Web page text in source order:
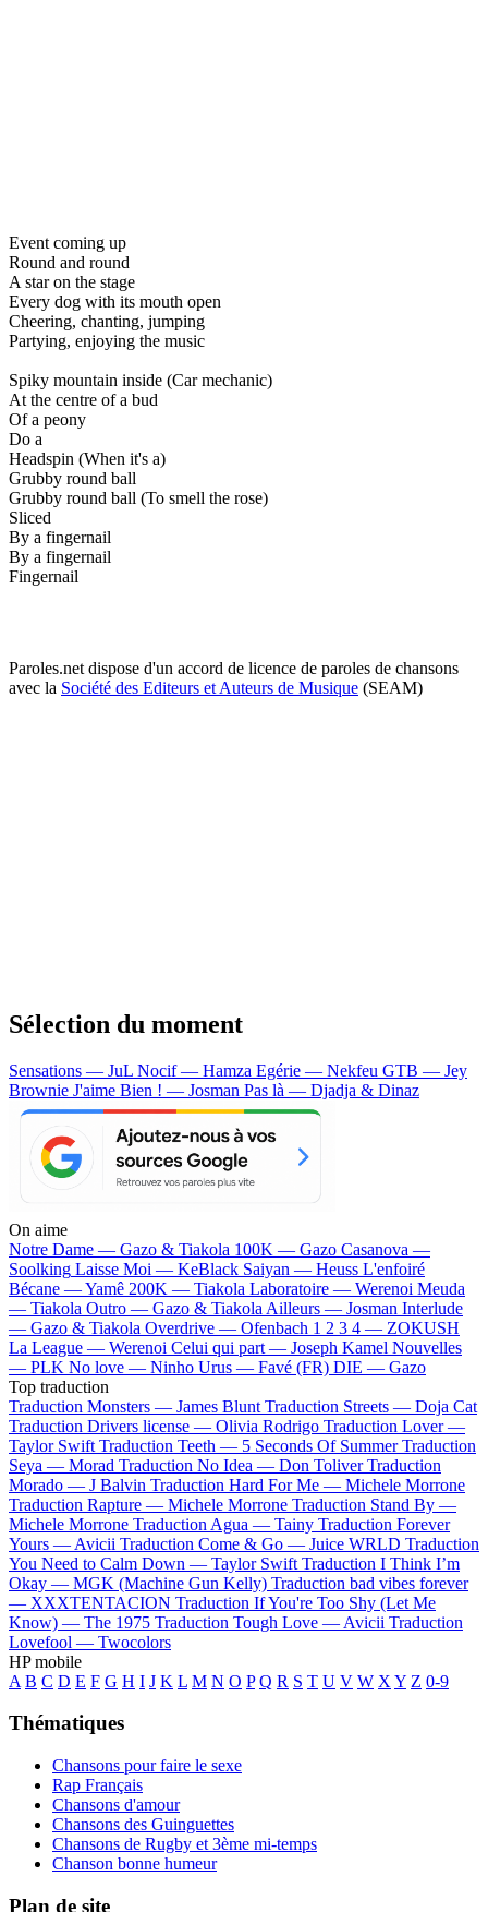
Event coming up
Round and round
A star on the stage
Every dog with its mouth open
Cheering, chanting, jumping
Partying, enjoying the music
Spiky mountain inside (Car mechanic)
At the centre of a bud
Of a peony
Do a
Headspin (When it's a)
Grubby round ball
Grubby round ball (To smell the rose)
Sliced
By a fingernail
By a fingernail
Fingernail
Paroles.net dispose d'un accord de licence de paroles de chansons
avec la Société des Editeurs et Auteurs de Musique (SEAM)
Sélection du moment
Sensations — JuL Nocif — Hamza Egérie — Nekfeu GTB — Jey
Brownie J'aime Bien ! — Josman Pas là — Djadja & Dinaz
On aime
Notre Dame — Gazo & Tiakola 100K — Gazo Casanova —
Soolking Laisse Moi — KeBlack Saiyan — Heuss L'enfoiré
Bécane —Yamê 200K — Tiakola Laboratoire — Werenoi Meuda
— Tiakola Outro — Gazo & Tiakola Ailleurs — Josman Interlude
— Gazo & Tiakola Overdrive — Ofenbach 1 2 3 4 — ZOKUSH
La League — Werenoi Celui qui part — Joseph Kamel Nouvelles
— PLK No love — Ninho Urus — Favé (FR) DIE — Gazo
Top traduction
Traduction Monsters — James Blunt Traduction Streets — Doja Cat
Traduction Drivers license — Olivia Rodrigo Traduction Lover —
Taylor Swift Traduction Teeth — 5 Seconds Of Summer Traduction
Seya — Morad Traduction No Idea — Don Toliver Traduction
Morado — J Balvin Traduction Hard For Me — Michele Morrone
Traduction Rapture — Michele Morrone Traduction Stand By —
Michele Morrone Traduction Agua — Tainy Traduction Forever
Yours — Avicii Traduction Come & Go — Juice WRLD Traduction
You Need to Calm Down — Taylor Swift Traduction I Think I’m
Okay — MGK (Machine Gun Kelly) Traduction bad vibes forever
— XXXTENTACION Traduction If You're Too Shy (Let Me
Know) — The 1975 Traduction Tough Love — Avicii Traduction
Lovefool — Twocolors
HP mobile
A B C D E F G H I J K L M N O P Q R S T U V W X Y Z 0-9
Thématiques
Chansons pour faire le sexe
Rap Français
Chansons d'amour
Chansons des Guinguettes
Chansons de Rugby et 3ème mi-temps
Chanson bonne humeur
Plan de site